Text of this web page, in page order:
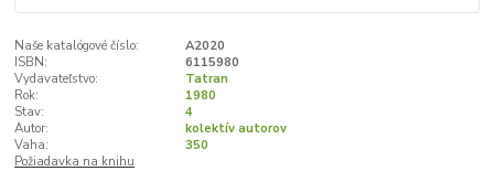
Naše katalógové číslo:
A2020
ISBN:
6115980
Vydavateľstvo:
Tatran
Rok:
1980
Stav:
4
Autor:
kolektív autorov
Vaha:
350
Požiadavka na knihu